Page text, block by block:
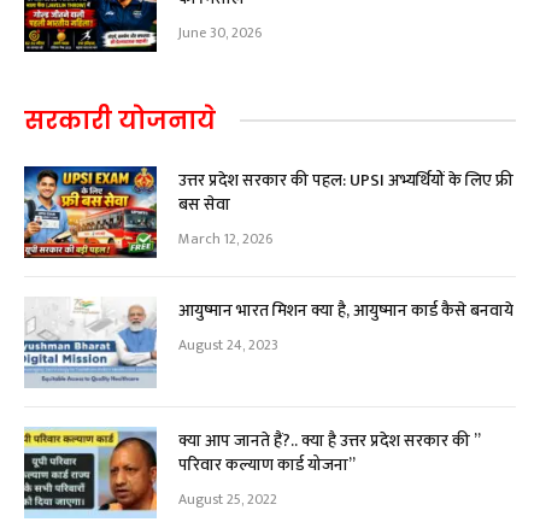
June 30, 2026
सरकारी योजनाये
उत्तर प्रदेश सरकार की पहल: UPSI अभ्यर्थियों के लिए फ्री
बस सेवा
March 12, 2026
आयुष्मान भारत मिशन क्या है, आयुष्मान कार्ड कैसे बनवाये
August 24, 2023
क्या आप जानते हैं?.. क्या है उत्तर प्रदेश सरकार की ”
परिवार कल्याण कार्ड योजना”
August 25, 2022